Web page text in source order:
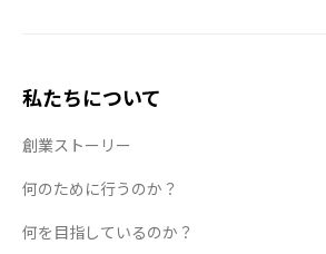
私たちについて
創業ストーリー
何のために行うのか？
何を目指しているのか？